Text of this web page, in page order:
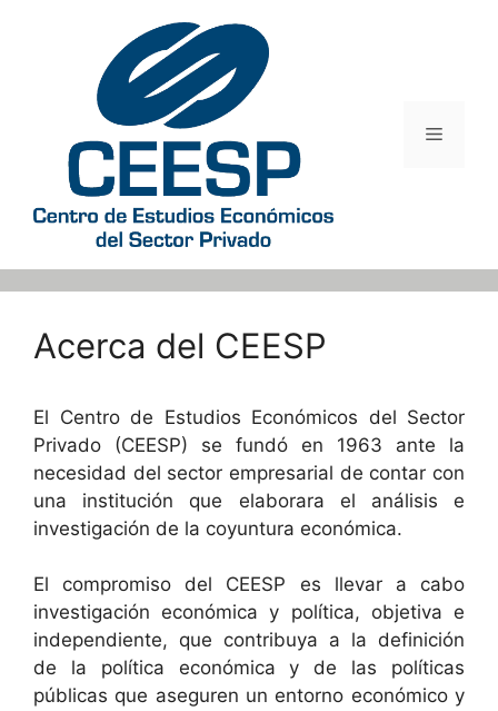
Menú
Acerca del CEESP
El Centro de Estudios Económicos del Sector
Privado (CEESP) se fundó en 1963 ante la
necesidad del sector empresarial de contar con
una institución que elaborara el análisis e
investigación de la coyuntura económica.
El compromiso del CEESP es llevar a cabo
investigación económica y política, objetiva e
independiente, que contribuya a la definición
de la política económica y de las políticas
públicas que aseguren un entorno económico y